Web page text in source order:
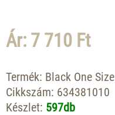
Ár: 7 710 Ft
Termék: Black One Size
Cikkszám: 634381010
Készlet: 597db